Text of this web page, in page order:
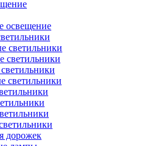
освещение
светильники
светильники
светильники
дорожек